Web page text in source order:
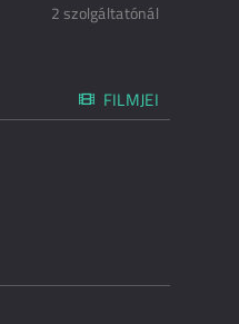
2 szolgáltatónál
FILMJEI